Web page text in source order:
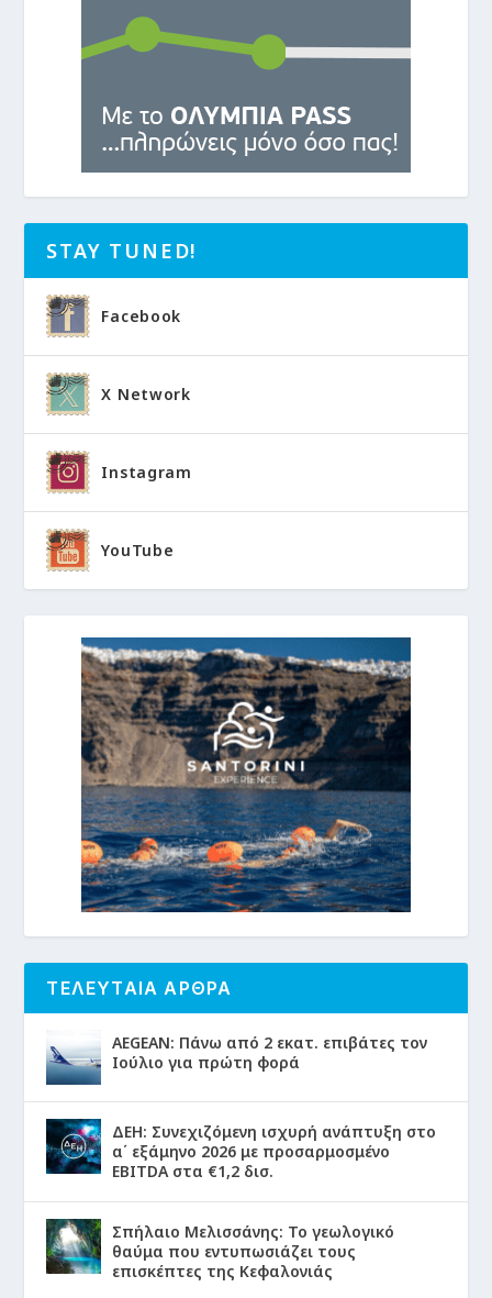
STAY TUNED!
Facebook
X Network
Instagram
YouTube
ΤΕΛΕΥΤΑΙΑ ΑΡΘΡΑ
AEGEAN: Πάνω από 2 εκατ. επιβάτες τον
Ιούλιο για πρώτη φορά
ΔΕΗ: Συνεχιζόμενη ισχυρή ανάπτυξη στο
α΄ εξάμηνο 2026 με προσαρμοσμένο
EBITDA στα €1,2 δισ.
Σπήλαιο Μελισσάνης: Το γεωλογικό
θαύμα που εντυπωσιάζει τους
επισκέπτες της Κεφαλονιάς